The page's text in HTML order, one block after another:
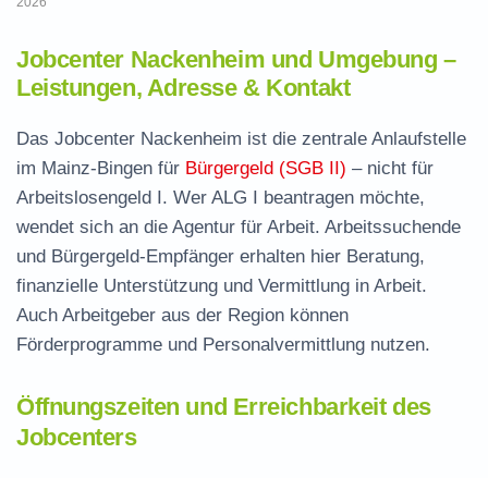
Jobcenter Nackenheim und Umgebung –
Leistungen, Adresse & Kontakt
Das Jobcenter Nackenheim ist die zentrale Anlaufstelle
im Mainz-Bingen für Bürgergeld (SGB II) – nicht für
Arbeitslosengeld I. Wer ALG I beantragen möchte,
wendet sich an die Agentur für Arbeit. Arbeitssuchende
und Bürgergeld-Empfänger erhalten hier Beratung,
finanzielle Unterstützung und Vermittlung in Arbeit.
Auch Arbeitgeber aus der Region können
Förderprogramme und Personalvermittlung nutzen.
Öffnungszeiten und Erreichbarkeit des
Jobcenters